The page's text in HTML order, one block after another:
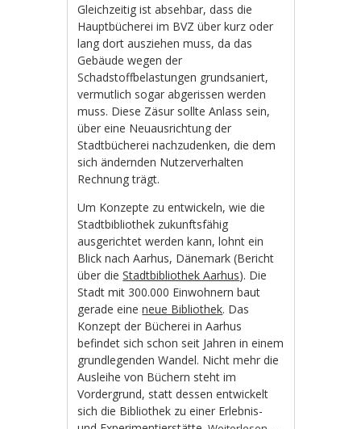
Gleichzeitig ist absehbar, dass die
Hauptbücherei im BVZ über kurz oder
lang dort ausziehen muss, da das
Gebäude wegen der
Schadstoffbelastungen grundsaniert,
vermutlich sogar abgerissen werden
muss. Diese Zäsur sollte Anlass sein,
über eine Neuausrichtung der
Stadtbücherei nachzudenken, die dem
sich ändernden Nutzerverhalten
Rechnung trägt.
Um Konzepte zu entwickeln, wie die
Stadtbibliothek zukunftsfähig
ausgerichtet werden kann, lohnt ein
Blick nach Aarhus, Dänemark (Bericht
über dieStadtbibliothek Aarhus). Die
Stadt mit 300.000 Einwohnern baut
gerade eineneue Bibliothek. Das
Konzept der Bücherei in Aarhus
befindet sich schon seit Jahren in einem
grundlegenden Wandel. Nicht mehr die
Ausleihe von Büchern steht im
Vordergrund, statt dessen entwickelt
sich die Bibliothek zu einer Erlebnis-